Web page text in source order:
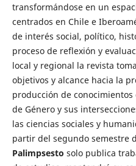
transformándose en un
centrados en Chile e
de interés social, político,
proceso de reflexión y
local y regional la revista
objetivos y alcance hacia la
producción de
de Género y sus
las ciencias sociales y
partir del segundo semestre
Palimpsesto solo publica